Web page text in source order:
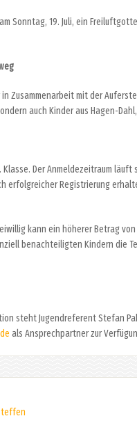
Sonntag, 19. Juli, ein
Zusammenarbeit mit der
auch Kinder aus Hagen-
Der Anmeldezeitraum
erfolgreicher Registrierung
kann ein höherer Betrag
benachteiligten Kindern die
steht Jugendreferent Stefan
als Ansprechpartner zur